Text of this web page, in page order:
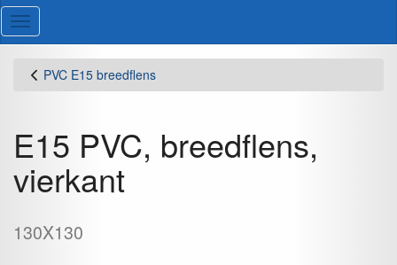
Menu
PVC E15 breedflens
E15 PVC, breedflens,
vierkant
130X130